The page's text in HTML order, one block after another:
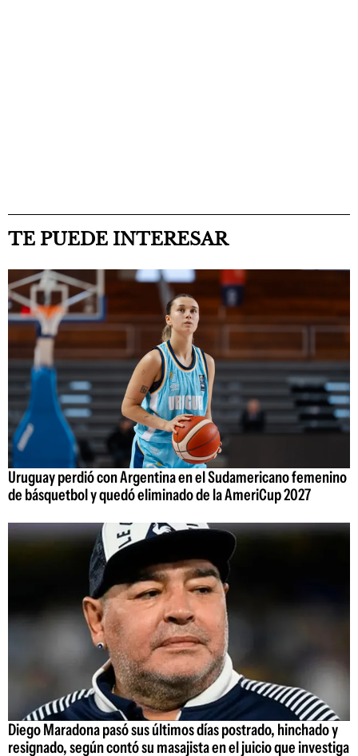
TE PUEDE INTERESAR
Uruguay perdió con Argentina en el Sudamericano femenino
de básquetbol y quedó eliminado de la AmeriCup 2027
Diego Maradona pasó sus últimos días postrado, hinchado y
resignado, según contó su masajista en el juicio que investiga